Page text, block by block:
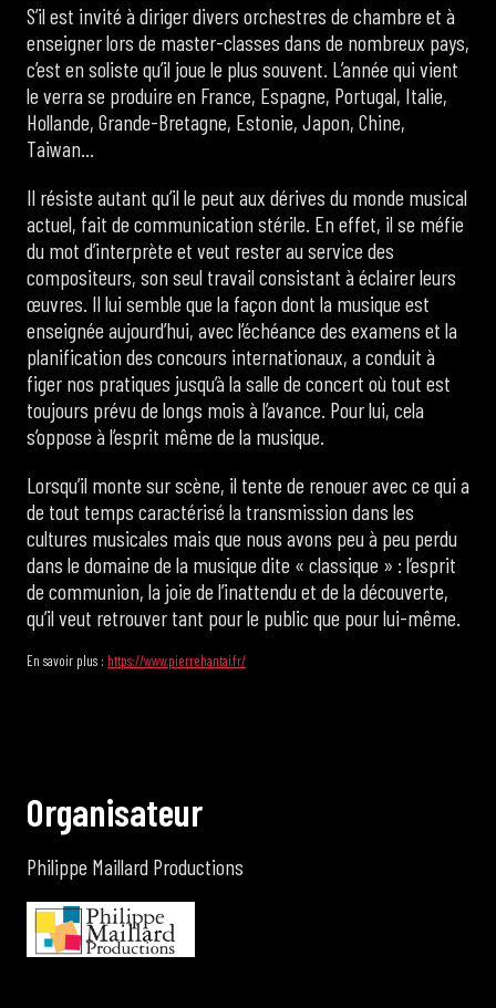
S’il est invité à diriger divers orchestres de chambre et à
enseigner lors de master-classes dans de nombreux pays,
c’est en soliste qu’il joue le plus souvent. L’année qui vient
le verra se produire en France, Espagne, Portugal, Italie,
Hollande, Grande-Bretagne, Estonie, Japon, Chine,
Taiwan…
Il résiste autant qu’il le peut aux dérives du monde musical
actuel, fait de communication stérile. En effet, il se méfie
du mot d’interprète et veut rester au service des
compositeurs, son seul travail consistant à éclairer leurs
œuvres. Il lui semble que la façon dont la musique est
enseignée aujourd’hui, avec l’échéance des examens et la
planification des concours internationaux, a conduit à
figer nos pratiques jusqu’à la salle de concert où tout est
toujours prévu de longs mois à l’avance. Pour lui, cela
s’oppose à l’esprit même de la musique.
Lorsqu’il monte sur scène, il tente de renouer avec ce qui a
de tout temps caractérisé la transmission dans les
cultures musicales mais que nous avons peu à peu perdu
dans le domaine de la musique dite « classique » : l’esprit
de communion, la joie de l’inattendu et de la découverte,
qu’il veut retrouver tant pour le public que pour lui-même.
En savoir plus : https://www.pierrehantai.fr/
Organisateur
Philippe Maillard Productions